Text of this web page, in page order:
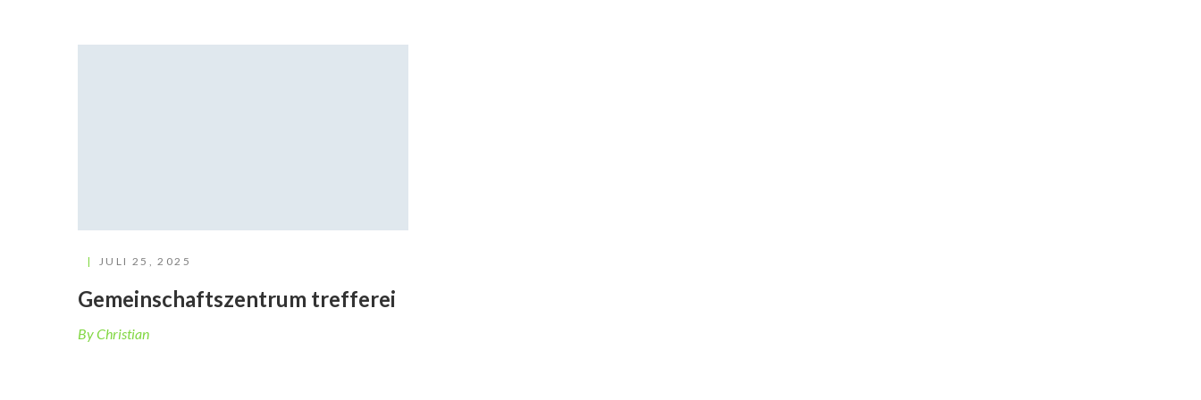
JULI 25, 2025
Gemeinschaftszentrum trefferei
By Christian